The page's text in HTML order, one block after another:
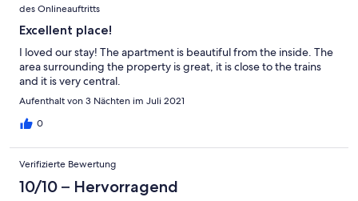
des Onlineauftritts
Excellent place!
I loved our stay! The apartment is beautiful from the inside. The
area surrounding the property is great, it is close to the trains
and it is very central.
Aufenthalt von 3 Nächten im Juli 2021
0
Verifizierte Bewertung
10/10 – Hervorragend